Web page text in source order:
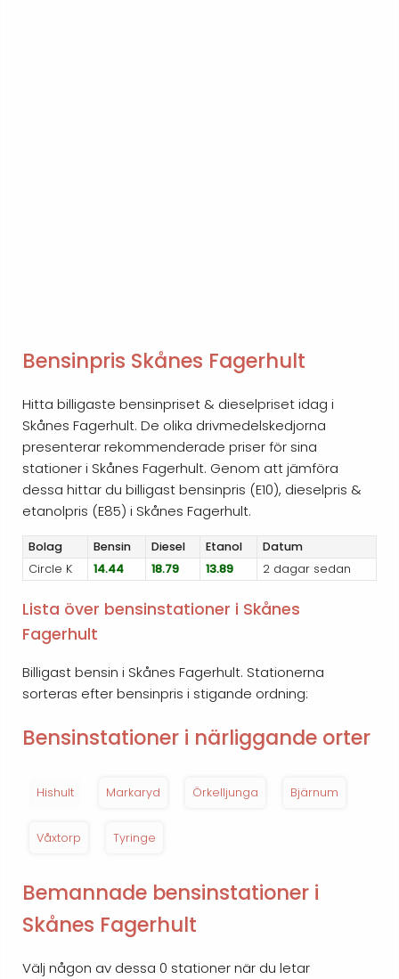
Bensinpris Skånes Fagerhult
Hitta billigaste bensinpriset & dieselpriset idag i
Skånes Fagerhult. De olika drivmedelskedjorna
presenterar rekommenderade priser för sina
stationer i Skånes Fagerhult. Genom att jämföra
dessa hittar du billigast bensinpris (E10), dieselpris &
etanolpris (E85) i Skånes Fagerhult.
Bolag Bensin Diesel Etanol
Datum
Circle K
14.44 18.79 13.89 2 dagar sedan
Lista över bensinstationer i Skånes
Fagerhult
Billigast bensin i Skånes Fagerhult. Stationerna
sorteras efter bensinpris i stigande ordning:
Bensinstationer i närliggande orter
Hishult Markaryd Örkelljunga Bjärnum
Våxtorp Tyringe
Bemannade bensinstationer i
Skånes Fagerhult
Välj någon av dessa 0 stationer när du letar